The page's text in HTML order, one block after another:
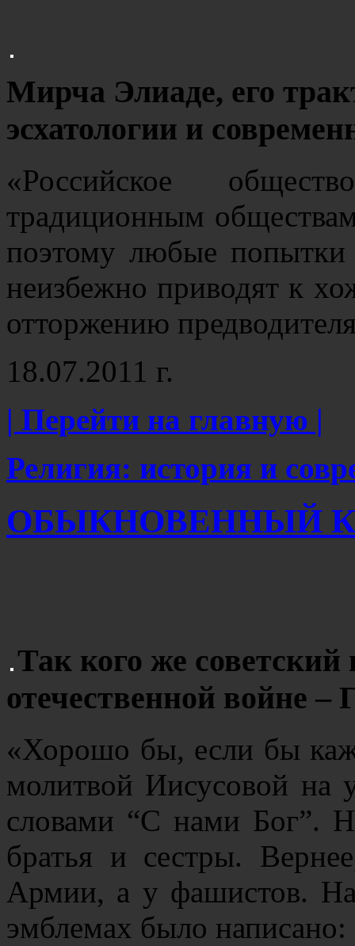
Мирча Элиаде, его
эсхатологии и
«Российское
традиционным
поэтому любые попытки
неизбежно приводят к
отторжению
18.07.2011 г.
| Перейти на главную |
Религия: история и
ОБЫКНОВЕННЫЙ
Так кого же
отечественной войне –
«Хорошо бы, если бы
молитвой Иисусовой на
словами “С нами Бог”.
братья и сестры.
Армии, а у фашистов.
эмблемах было